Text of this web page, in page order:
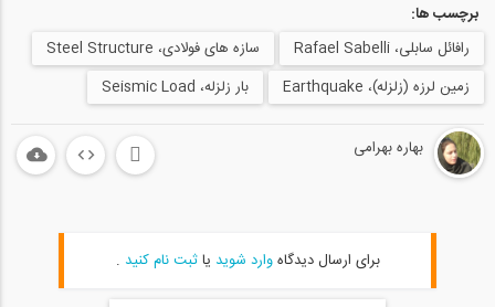
18
59:23
19
مفاهیم اساسی ضوابط لرزه ای
برچسب ها:
رافائل سابلی، Rafael Sabelli
سازه های فولادی، Steel Structure
زمین لرزه (زلزله)، Earthquake
بار زلزله، Seismic Load
بهاره بهرامی
برای ارسال دیدگاهوارد شوید یاثبت نام کنید .